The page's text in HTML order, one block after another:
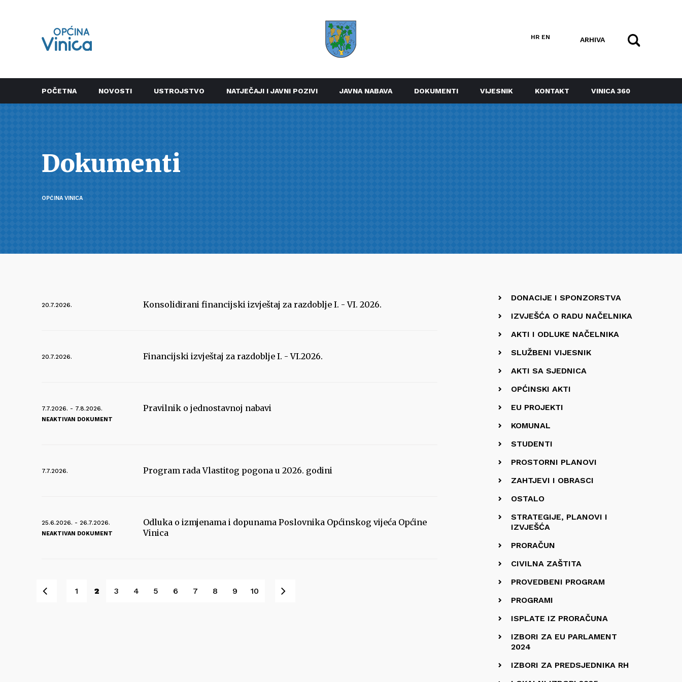
HR EN ARHIVA
POČETNA NOVOSTI USTROJSTVO NATJEČAJI I JAVNI POZIVI JAVNA NABAVA DOKUMENTI VIJESNIK KONTAKT VINICA 360
Dokumenti
OPĆINA VINICA
20.7.2026. Konsolidirani financijski izvještaj za razdoblje I. - VI. 2026.
20.7.2026. Financijski izvještaj za razdoblje I. - VI.2026.
7.7.2026. - 7.8.2026.
NEAKTIVAN DOKUMENT
Pravilnik o jednostavnoj nabavi
7.7.2026. Program rada Vlastitog pogona u 2026. godini
25.6.2026. - 26.7.2026.
NEAKTIVAN DOKUMENT
Odluka o izmjenama i dopunama Poslovnika Općinskog vijeća Općine
Vinica
1 2 3 4 5 6 7 8 9 10
DONACIJE I SPONZORSTVA
IZVJEŠĆA O RADU NAČELNIKA
AKTI I ODLUKE NAČELNIKA
SLUŽBENI VIJESNIK
AKTI SA SJEDNICA
OPĆINSKI AKTI
EU PROJEKTI
KOMUNAL
STUDENTI
PROSTORNI PLANOVI
ZAHTJEVI I OBRASCI
OSTALO
STRATEGIJE, PLANOVI I
IZVJEŠĆA
PRORAČUN
CIVILNA ZAŠTITA
PROVEDBENI PROGRAM
PROGRAMI
ISPLATE IZ PRORAČUNA
IZBORI ZA EU PARLAMENT
2024
IZBORI ZA PREDSJEDNIKA RH